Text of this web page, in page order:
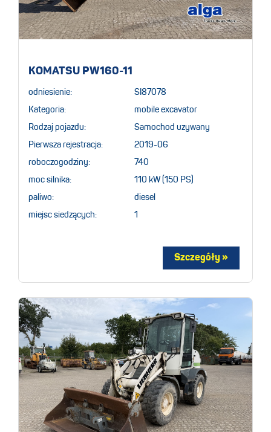
KOMATSU PW160-11
odniesienie: SI87078
Kategoria: mobile excavator
Rodzaj pojazdu: Samochod uzywany
Pierwsza rejestracja: 2019-06
roboczogodziny: 740
moc silnika: 110 kW (150 PS)
paliwo: diesel
miejsc siedzących: 1